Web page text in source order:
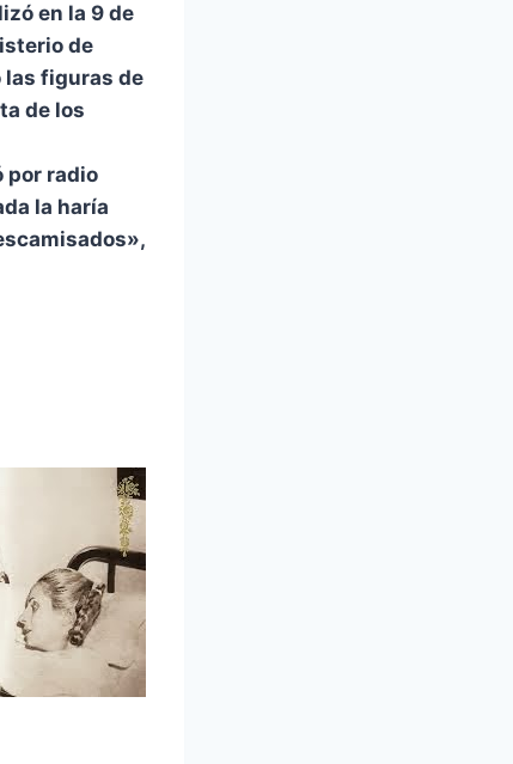
en la 9 de
de
las figuras de
de los
por radio
la haría